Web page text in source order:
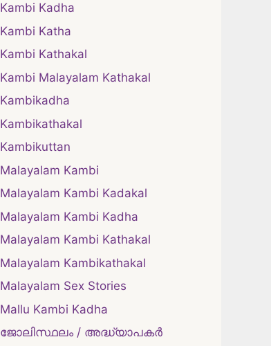
Kambi Kadha
Kambi Katha
Kambi Kathakal
Kambi Malayalam Kathakal
Kambikadha
Kambikathakal
Kambikuttan
Malayalam Kambi
Malayalam Kambi Kadakal
Malayalam Kambi Kadha
Malayalam Kambi Kathakal
Malayalam Kambikathakal
Malayalam Sex Stories
Mallu Kambi Kadha
ജോലിസ്ഥലം / അദ്ധ്യാപകർ